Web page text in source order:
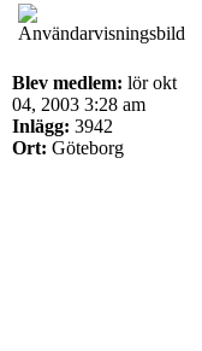
Blev medlem: lör okt
04, 2003 3:28 am
Inlägg: 3942
Ort: Göteborg